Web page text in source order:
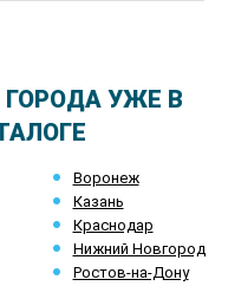
УЖЕ В
Воронеж
Казань
Краснодар
Нижний Новгород
Ростов-на-Дону